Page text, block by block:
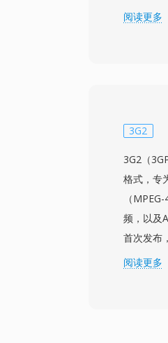
场景中的
质量和文
直接导
获得更流
阅读更多
3G2
3G2（
格式，专
（
频，以及
首次发布
传递和视
阅读更多